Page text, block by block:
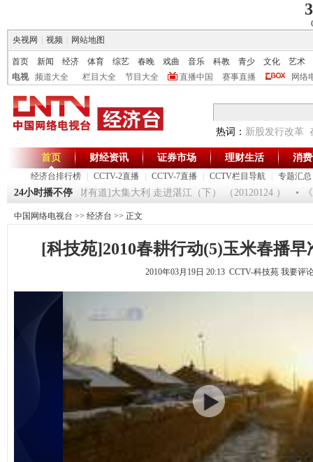
央视网
视频 网站地图
首页 新闻 经济 体育 综艺 春晚 戏曲 音乐 科教 青少 文化
艺术
电视
频道大全 栏目大全 节目大全 直播中国 赛事直播 网络
热词： 新股发行改革
首页
经济台排行榜 CCTV-2直播 CCTV-7直播 CCTV栏目导航 专题汇总
财经资讯 证券市场 理财生活 消
24小时播不停[生财有道]大集大利 走进湛江（下） （20120124 ） 《
中国网络电视台 >> 经济台 >> 正文
[科技苑]2010春耕行动(5)玉米春播早
2010年03月19日 20:13 CCTV-科技苑 我要评